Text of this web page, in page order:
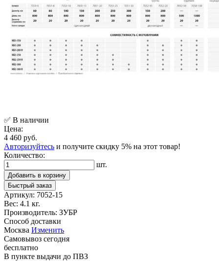
✅ В наличии
Цена:
4 460 руб.
Авторизуйтесь и получите скидку 5% на этот товар!
Количество:
шт.
Добавить в корзину
Быстрый заказ
Артикул: 7052-15
Вес: 4.1 кг.
Производитель: ЗУБР
Способ доставки
Москва Изменить
Самовывоз сегодня
бесплатно
В пункте выдачи до ПВЗ